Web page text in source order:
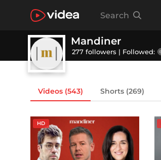
Search
Mandiner
277 followers | Followed:
Videos (543) Shorts (269)
HD